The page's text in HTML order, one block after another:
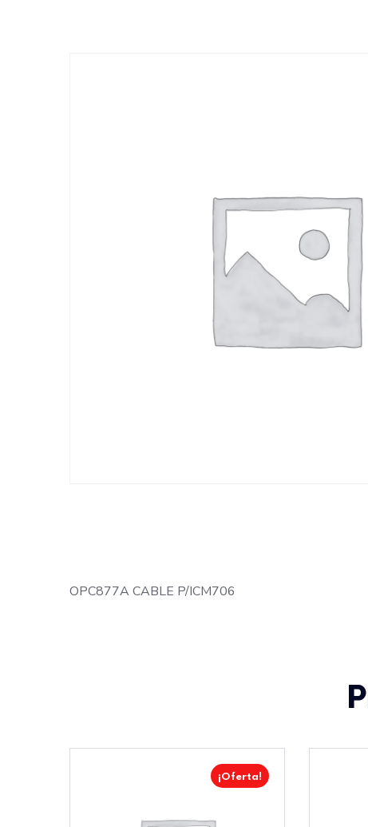
OPC877A CABLE P/ICM706
¡Oferta!